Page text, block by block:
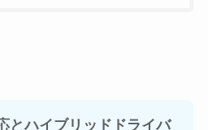
とハイブリッドドライバ